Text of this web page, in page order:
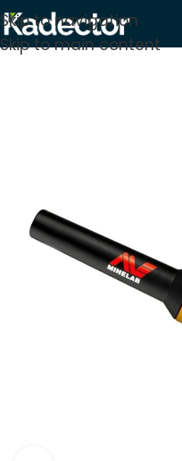
Skip to navigation
Skip to main content